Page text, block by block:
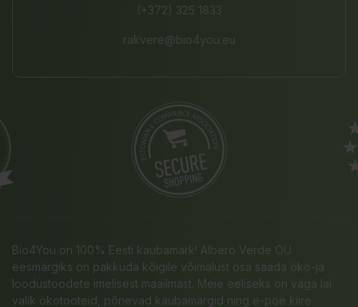
(+372) 325 1833
rakvere@bio4you.eu
Bio4You on 100% Eesti kaubamärk! Albero Verde OÜ
eesmärgiks on pakkuda kõigile võimalust osa saada öko-ja
loodustoodete imelisest maailmast. Meie eeliseks on väga lai
valik ökotooteid, põnevad kaubamärgid ning e-poe kiire